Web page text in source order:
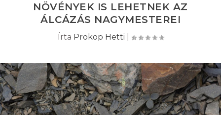
NÖVÉNYEK IS LEHETNEK AZ
ÁLCÁZÁS NAGYMESTEREI
Írta Prokop Hetti